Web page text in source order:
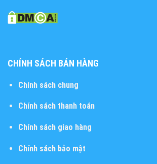
CHÍNH SÁCH BÁN HÀNG
Chính sách chung
Chính sách thanh toán
Chính sách giao hàng
Chính sách bảo mật